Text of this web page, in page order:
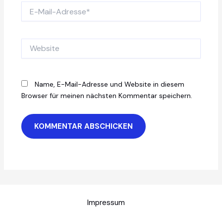
Mail-
Name, E-Mail-Adresse und Website in diesem
Browser für meinen nächsten Kommentar speichern.
Impressum